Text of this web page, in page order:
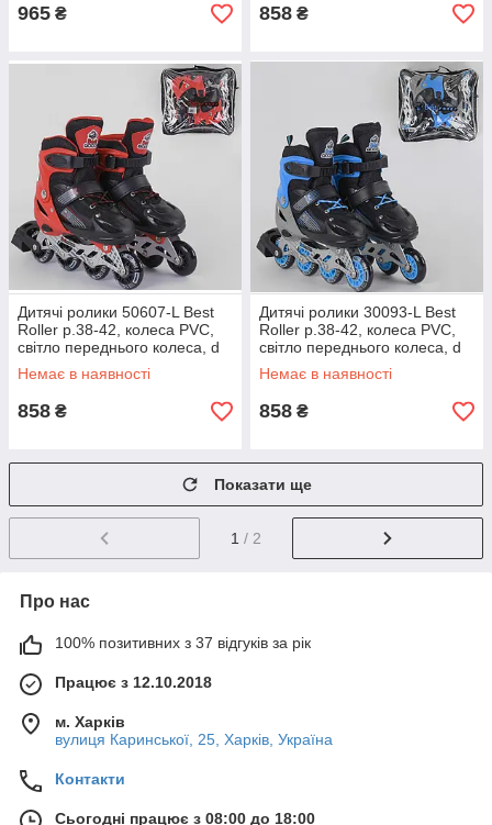
965 ₴ 858 ₴
Дитячі ролики 50607-L Best
Roller р.38-42, колеса PVC,
світло переднього колеса, d
коліс 7 см роликові ковзани
Немає в наявності
858 ₴
Дитячі ролики 30093-L Best
Roller р.38-42, колеса PVC,
світло переднього колеса, d
коліс 7 см роликові ковзани
Немає в наявності
858 ₴
Показати ще
1 / 2
Про нас
100% позитивних з 37 відгуків за рік
Працює з 12.10.2018
м. Харків
вулиця Каринської, 25, Харків, Україна
Контакти
Сьогодні працює з 08:00 до 18:00